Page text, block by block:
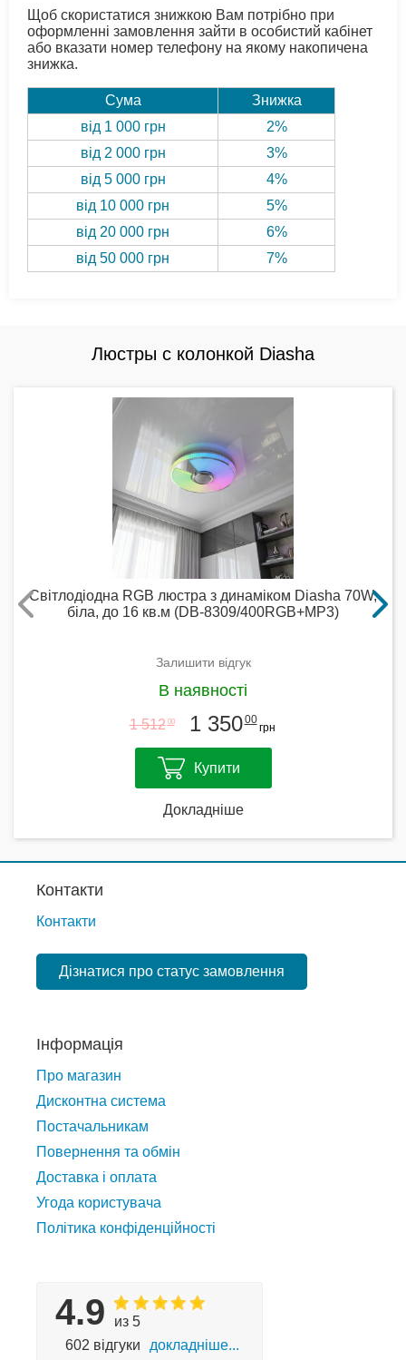
Щоб скористатися знижкою Вам потрібно при
оформленні замовлення зайти в особистий кабінет
або вказати номер телефону на якому накопичена
знижка.
Сума
Знижка
від 1 000 грн
2%
від 2 000 грн
3%
від 5 000 грн
4%
від 10 000 грн
5%
від 20 000 грн
6%
від 50 000 грн
7%
Люстры с колонкой Diasha
Світлодіодна RGB люстра з динаміком Diasha 70W,
біла, до 16 кв.м (DB-8309/400RGB+MP3)
Залишити відгук
В наявності
1 512 00 1 35000
грн
Купити
Докладніше
Контакти
Контакти
Дізнатися про статус замовлення
Інформація
Про магазин
Дисконтна система
Постачальникам
Повернення та обмін
Доставка і оплата
Угода користувача
Політика конфіденційності
4.9
из 5
602 відгуки
докладніше...